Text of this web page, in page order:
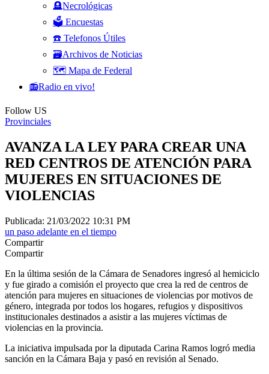
🪦Necrológicas
🗳️ Encuestas
☎️ Telefonos Útiles
🗃️Archivos de Noticias
🗺️ Mapa de Federal
📻Radio en vivo!
Follow US
Provinciales
AVANZA LA LEY PARA CREAR UNA
RED CENTROS DE ATENCIÓN PARA
MUJERES EN SITUACIONES DE
VIOLENCIAS
Publicada: 21/03/2022 10:31 PM
un paso adelante en el tiempo
Compartir
Compartir
En la última sesión de la Cámara de Senadores ingresó al hemiciclo
y fue girado a comisión el proyecto que crea la red de centros de
atención para mujeres en situaciones de violencias por motivos de
género, integrada por todos los hogares, refugios y dispositivos
institucionales destinados a asistir a las mujeres víctimas de
violencias en la provincia.
La iniciativa impulsada por la diputada Carina Ramos logró media
sanción en la Cámara Baja y pasó en revisión al Senado.